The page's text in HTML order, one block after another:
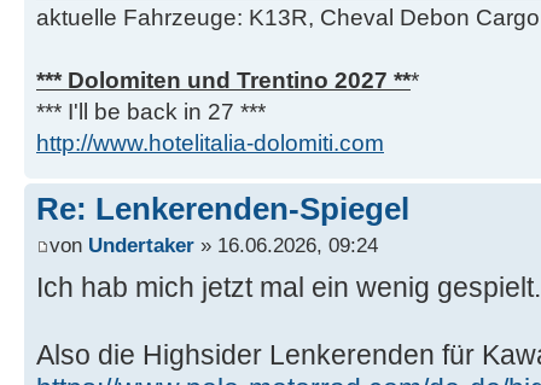
aktuelle Fahrzeuge: K13R, Cheval Debon
*** Dolomiten und Trentino 2027 ***
*** I'll be back in 27 ***
http://www.hotelitalia-dolomiti.com
Re: Lenkerenden-Spiegel
von Undertaker » 16.06.2026, 09:24
Ich hab mich jetzt mal ein wenig
Also die Highsider Lenkerenden für